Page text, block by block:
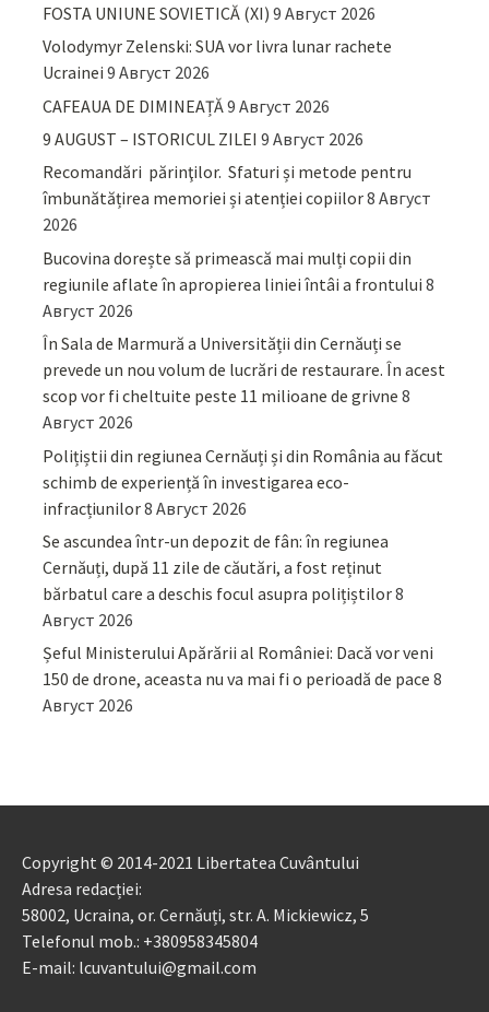
FOSTA UNIUNE SOVIETICĂ (XI) 9 Август 2026
Volodymyr Zelenski: SUA vor livra lunar rachete
Ucrainei 9 Август 2026
CAFEAUA DE DIMINEAȚĂ9 Август 2026
9 AUGUST – ISTORICUL ZILEI 9 Август 2026
Recomandări părinţilor. Sfaturi și metode pentru
îmbunătățirea memoriei și atenției copiilor8 Август
2026
Bucovina dorește să primească mai mulți copii din
regiunile aflate în apropierea liniei întâi a frontului 8
Август 2026
În Sala de Marmură a Universității din Cernăuți se
prevede un nou volum de lucrări de restaurare. În acest
scop vor fi cheltuite peste 11 milioane de grivne 8
Август 2026
Polițiștii din regiunea Cernăuți și din România au făcut
schimb de experiență în investigarea eco-
infracțiunilor8 Август 2026
Se ascundea într-un depozit de fân: în regiunea
Cernăuți, după 11 zile de căutări, a fost reținut
bărbatul care a deschis focul asupra polițiștilor8
Август 2026
Șeful Ministerului Apărării al României: Dacă vor veni
150 de drone, aceasta nu va mai fi o perioadă de pace 8
Август 2026
Copyright © 2014-2021 Libertatea Cuvântului
Adresa redacției:
58002, Ucraina, or. Cernăuți, str. A. Mickiewicz, 5
Telefonul mob.: +380958345804
E-mail: lcuvantului@gmail.com